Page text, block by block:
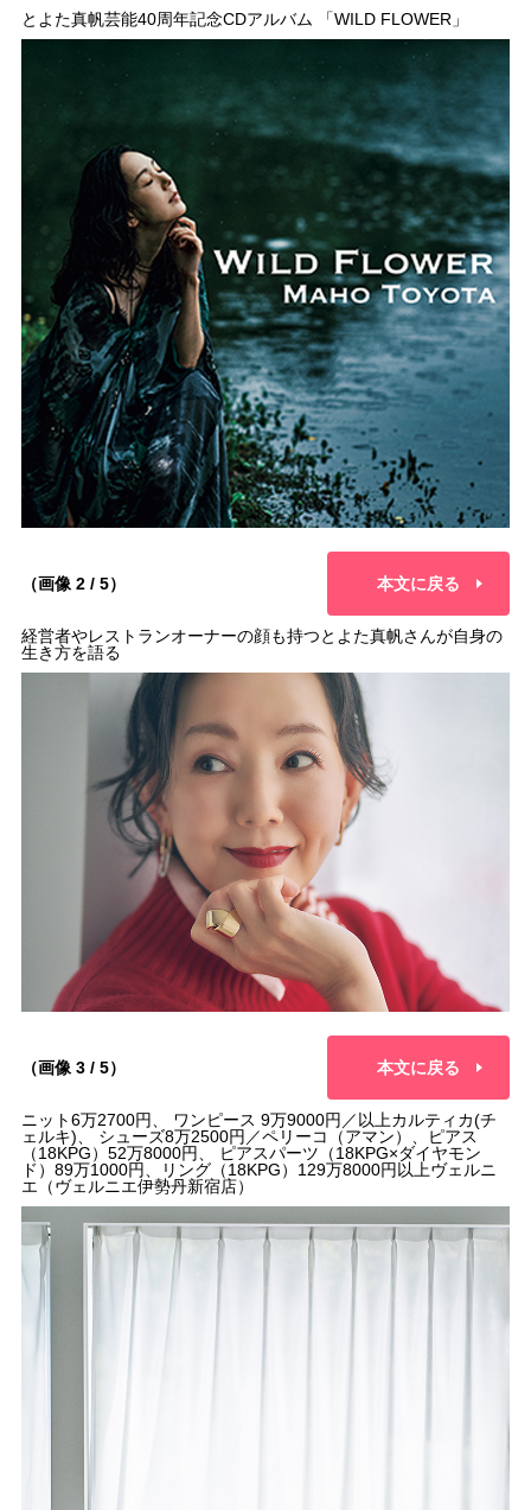
とよた真帆芸能40周年記念CDアルバム 「WILD FLOWER」
（画像 2 / 5） 本文に戻る
経営者やレストランオーナーの顔も持つとよた真帆さんが自身の
生き方を語る
（画像 3 / 5） 本文に戻る
ニット6万2700円、 ワンピース 9万9000円／以上カルティカ(チ
ェルキ)、 シューズ8万2500円／ペリーコ（アマン）、ピアス
（18KPG）52万8000円、 ピアスパーツ（18KPG×ダイヤモン
ド）89万1000円、リング（18KPG）129万8000円以上ヴェルニ
エ（ヴェルニエ伊勢丹新宿店）